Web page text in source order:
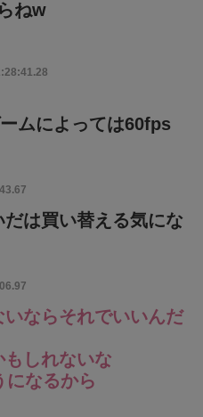
ねw
ムによっては60fps
は買い替える気にな
ならそれでいいんだ
しれないな
になるから